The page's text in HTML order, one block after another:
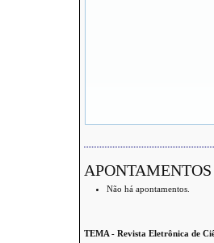
APONTAMENTOS
Não há apontamentos.
TEMA - Revista Eletrônica de